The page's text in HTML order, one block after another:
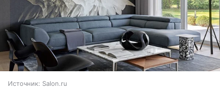
Источник: Salon.ru